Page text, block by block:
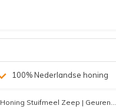
100% Nederlandse honing
Honing Stuifmeel Zeep | Geuren...